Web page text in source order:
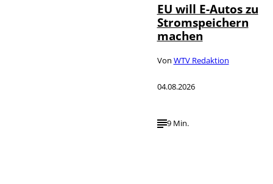
EU will E-Autos zu
Stromspeichern
machen
Von WTV Redaktion
04.08.2026
9 Min.